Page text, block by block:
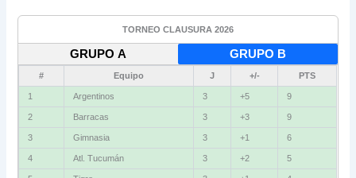
TORNEO CLAUSURA 2026
GRUPO A GRUPO B
# Equipo J +/- PTS
1 Argentinos 3 +5 9
2 Barracas 3 +3 9
3 Gimnasia 3 +1 6
4 Atl. Tucumán 3 +2 5